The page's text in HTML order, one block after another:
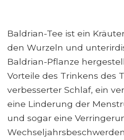
Baldrian-Tee ist ein
den Wurzeln und
Baldrian-Pflanze
Vorteile des Trinkens des
verbesserter Schlaf, ein
eine Linderung der
und sogar eine